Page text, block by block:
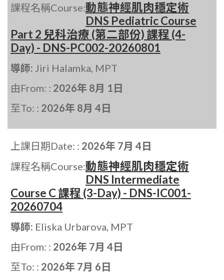
課程名稱Course:動態神經肌肉穩定術
DNS Pediatric Course
Part 2 兒科治療 (第二部份) 課程 (4-
Day) - DNS-PC002-20260801
導師: Jiri Halamka, MPT
由From: : 2026年 8月 1日
至To: : 2026年 8月 4日
上課日期Date: : 2026年 7月 4日
課程名稱Course:動態神經肌肉穩定術
DNS Intermediate
Course C 課程 (3-Day) - DNS-IC001-
20260704
導師: Eliska Urbarova, MPT
由From: : 2026年 7月 4日
至To: : 2026年 7月 6日